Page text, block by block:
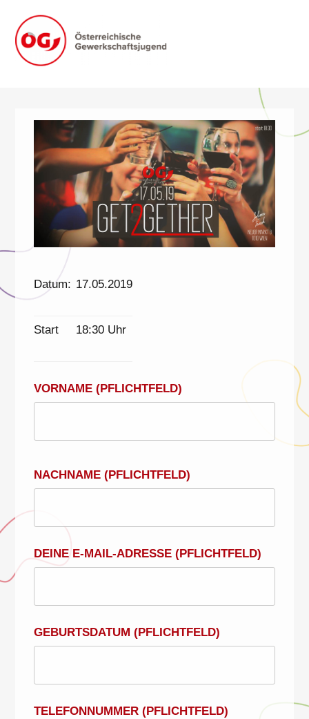
Inhalt
springen
Datum: 17.05.2019
Start 18:30 Uhr
VORNAME (PFLICHTFELD)
NACHNAME (PFLICHTFELD)
DEINE E-MAIL-ADRESSE (PFLICHTFELD)
GEBURTSDATUM (PFLICHTFELD)
TELEFONNUMMER (PFLICHTFELD)